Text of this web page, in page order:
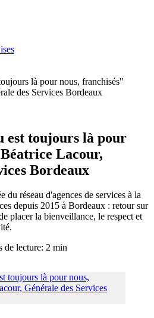
là pour nous, franchisés"
des Services Bordeaux
est toujours là pour
Lacour,
Bordeaux
du réseau d'agences de services à la
depuis 2015 à Bordeaux : retour sur
placer la bienveillance, le respect et
de lecture: 2 min